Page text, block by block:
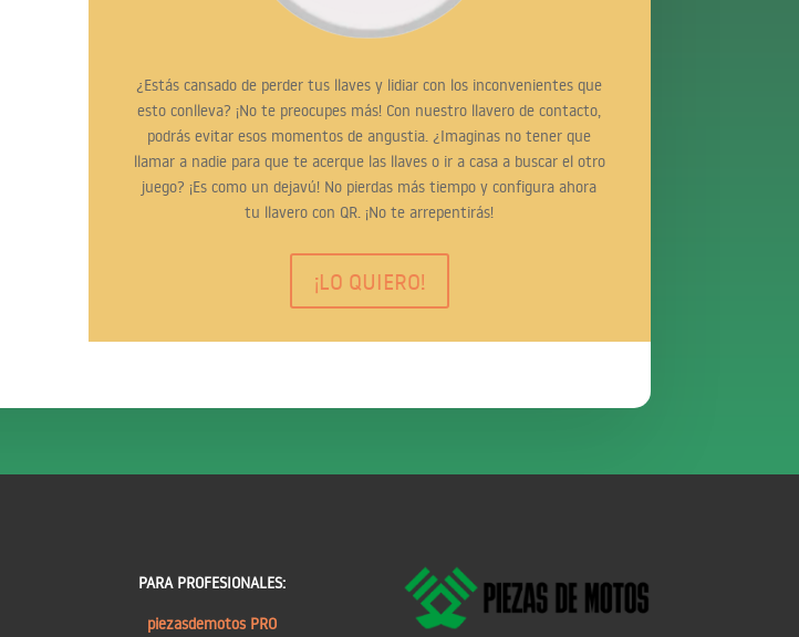
¿Estás cansado de perder tus llaves y lidiar con los inconvenientes que
esto conlleva? ¡No te preocupes más! Con nuestro llavero de contacto,
podrás evitar esos momentos de angustia. ¿Imaginas no tener que
llamar a nadie para que te acerque las llaves o ir a casa a buscar el otro
juego? ¡Es como un dejavú! No pierdas más tiempo y configura ahora
tu llavero con QR. ¡No te arrepentirás!
¡LO QUIERO!
PARA PROFESIONALES:
piezasdemotos PRO